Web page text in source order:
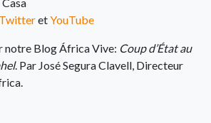
TwitteretYouTube
notre Blog África Vive: Coup d’État au
. Par José Segura Clavell, Directeur